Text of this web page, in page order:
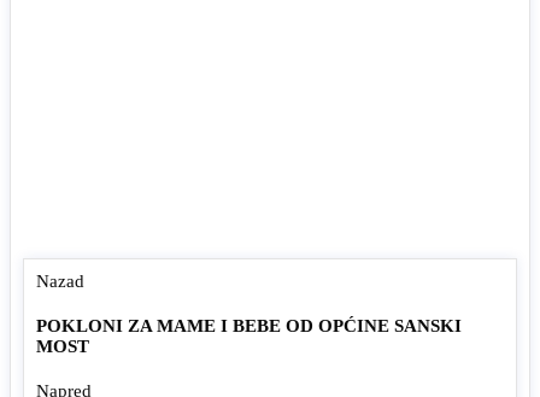
Nazad
POKLONI ZA MAME I BEBE OD OPĆINE SANSKI
MOST
Napred